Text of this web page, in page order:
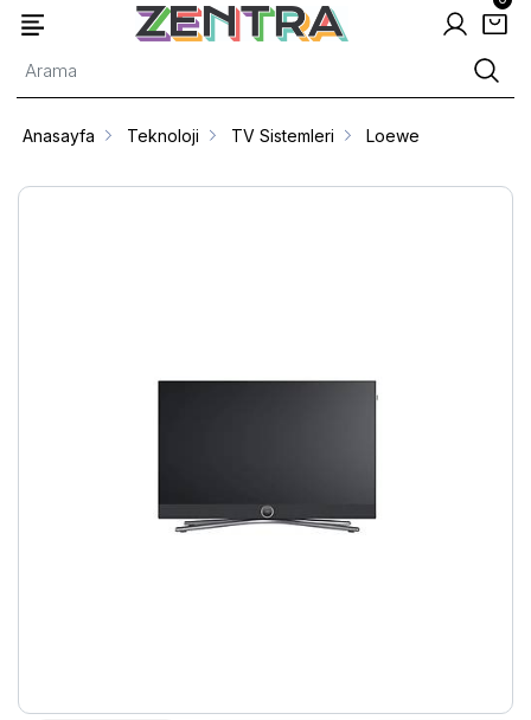
Anasayfa Teknoloji TV Sistemleri Loewe